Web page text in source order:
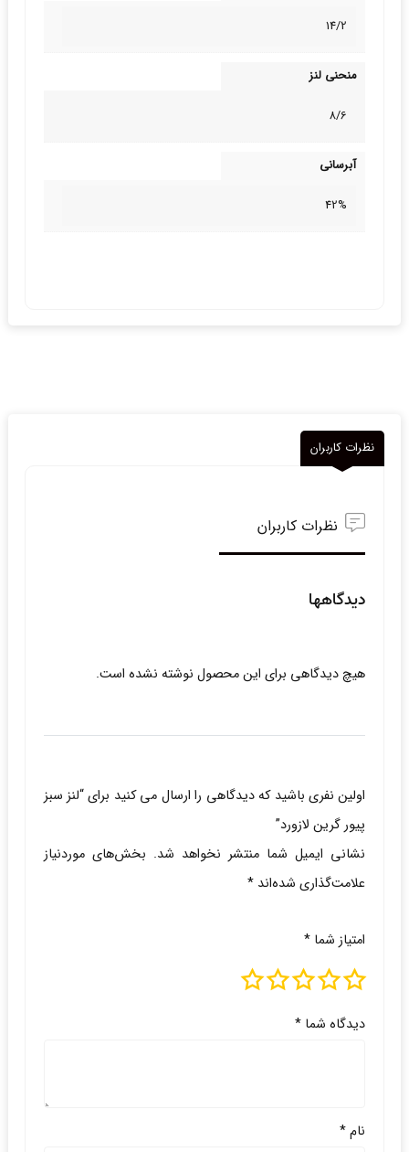
14/2
منحنی لنز
8/6
آبرسانی
42%
نظرات کاربران
نظرات کاربران
دیدگاهها
هیچ دیدگاهی برای این محصول نوشته نشده است.
اولین نفری باشید که دیدگاهی را ارسال می کنید برای “لنز سبز
پیور گرین لازورد”
نشانی ایمیل شما منتشر نخواهد شد. بخش‌های موردنیاز
علامت‌گذاری شده‌اند *
امتیاز شما *
دیدگاه شما *
نام*